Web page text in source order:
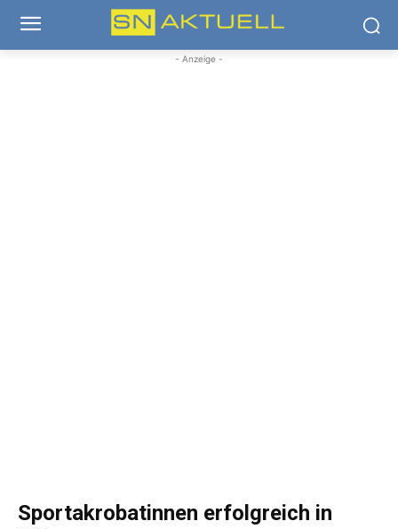
- Anzeige -
Sportakrobatinnen erfolgreich in